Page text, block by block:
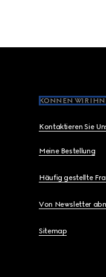
KÖNNEN WIR
Kontaktieren Sie
Meine Bestellung
Häufig gestellte
Von Newsletter
Sitemap